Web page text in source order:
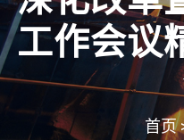
工作会议
首页